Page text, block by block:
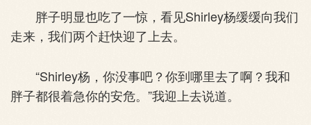
胖子明显也吃了一惊，看见Shirley杨缓缓向我们
走来，我们两个赶快迎了上去。
“Shirley杨，你没事吧？你到哪里去了啊？我和
胖子都很着急你的安危。”我迎上去说道。